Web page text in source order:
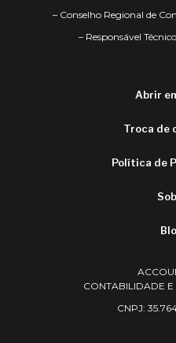
– Conselho Regional de
– Responsável
Abrir
Troca de
Política de
CONTABILIDADE
CNPJ: